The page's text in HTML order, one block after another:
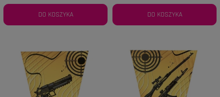
DO KOSZYKA DO KOSZYKA